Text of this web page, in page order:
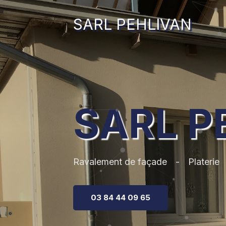
SARL PEHLIVAN
SARL
Ravalement de façade Platerie
03 84 44 09 65